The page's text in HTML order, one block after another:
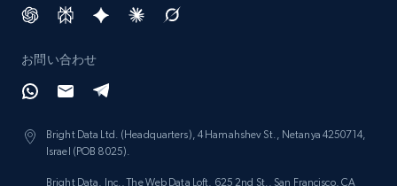
Lazada - Products - Discover products by
URL, Title, Rating, Reviews, Initial price, Final
price, Currency, Stock, and more.
991+ 165+ 今すぐ始める
お問い合わせ
Bright Data Ltd. (Headquarters), 4 Hamahshev St., Netanya 4250714,
Israel (POB 8025).
Bright Data, Inc., The Web Data Loft, 625 2nd St., San Francisco, CA